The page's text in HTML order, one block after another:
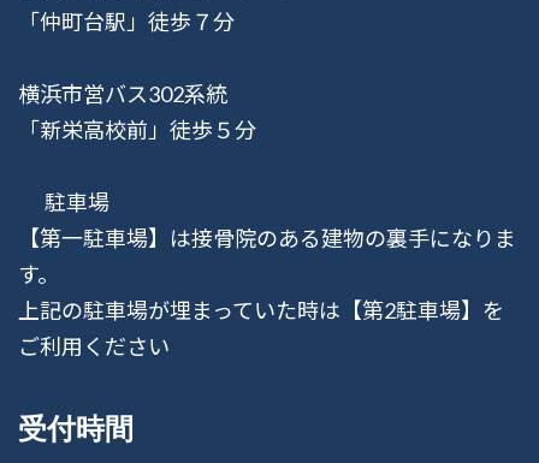
「仲町台駅」徒歩７分
横浜市営バス302系統
「新栄高校前」徒歩５分
駐車場
【第一駐車場】は接骨院のある建物の裏手になりま
す。
上記の駐車場が埋まっていた時は【第2駐車場】を
ご利用ください
受付時間